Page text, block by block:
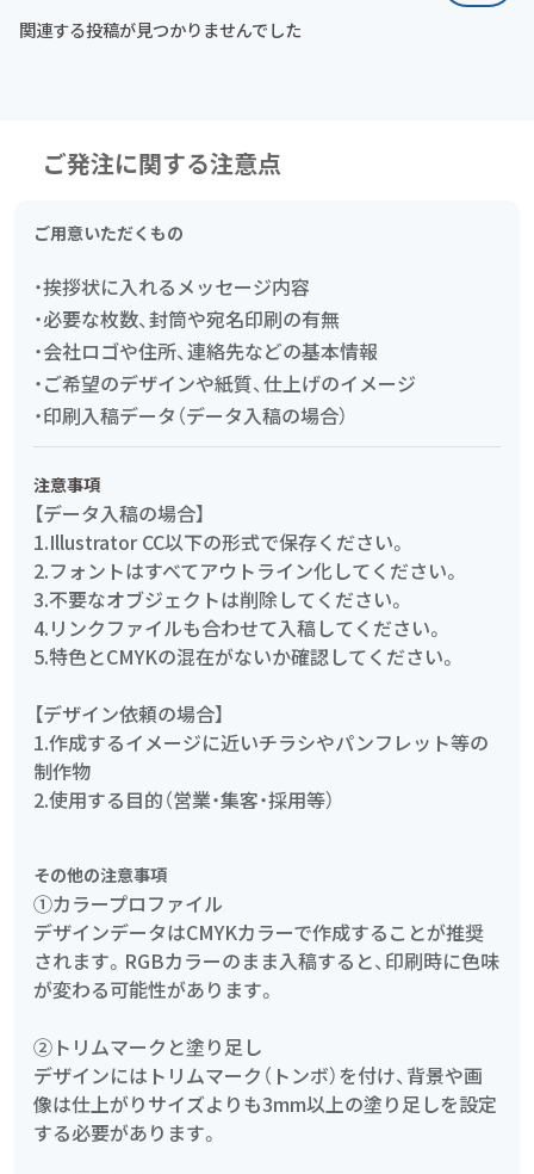
ご発注に関する注意点
ご用意いただくもの
・挨拶状に入れるメッセージ内容
・必要な枚数、封筒や宛名印刷の有無
・会社ロゴや住所、連絡先などの基本情報
・ご希望のデザインや紙質、仕上げのイメージ
・印刷入稿データ（データ入稿の場合）
注意事項
【データ入稿の場合】
1.Illustrator CC以下の形式で保存ください。
2.フォントはすべてアウトライン化してください。
3.不要なオブジェクトは削除してください。
4.リンクファイルも合わせて入稿してください。
5.特色とCMYKの混在がないか確認してください。
【デザイン依頼の場合】
1.作成するイメージに近いチラシやパンフレット等の
制作物
2.使用する目的（営業・集客・採用等）
その他の注意事項
①カラープロファイル
デザインデータはCMYKカラーで作成することが推奨
されます。RGBカラーのまま入稿すると、印刷時に色味
が変わる可能性があります。
②トリムマークと塗り足し
デザインにはトリムマーク（トンボ）を付け、背景や画
像は仕上がりサイズよりも3mm以上の塗り足しを設定
する必要があります。
関連する投稿が見つかりませんでした